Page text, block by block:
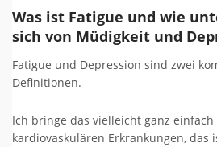
Was ist Fatigue und wie
sich von Müdigkeit und
Fatigue und Depression sind zwei
Definitionen.
Ich bringe das vielleicht ganz
kardiovaskulären Erkrankungen, das